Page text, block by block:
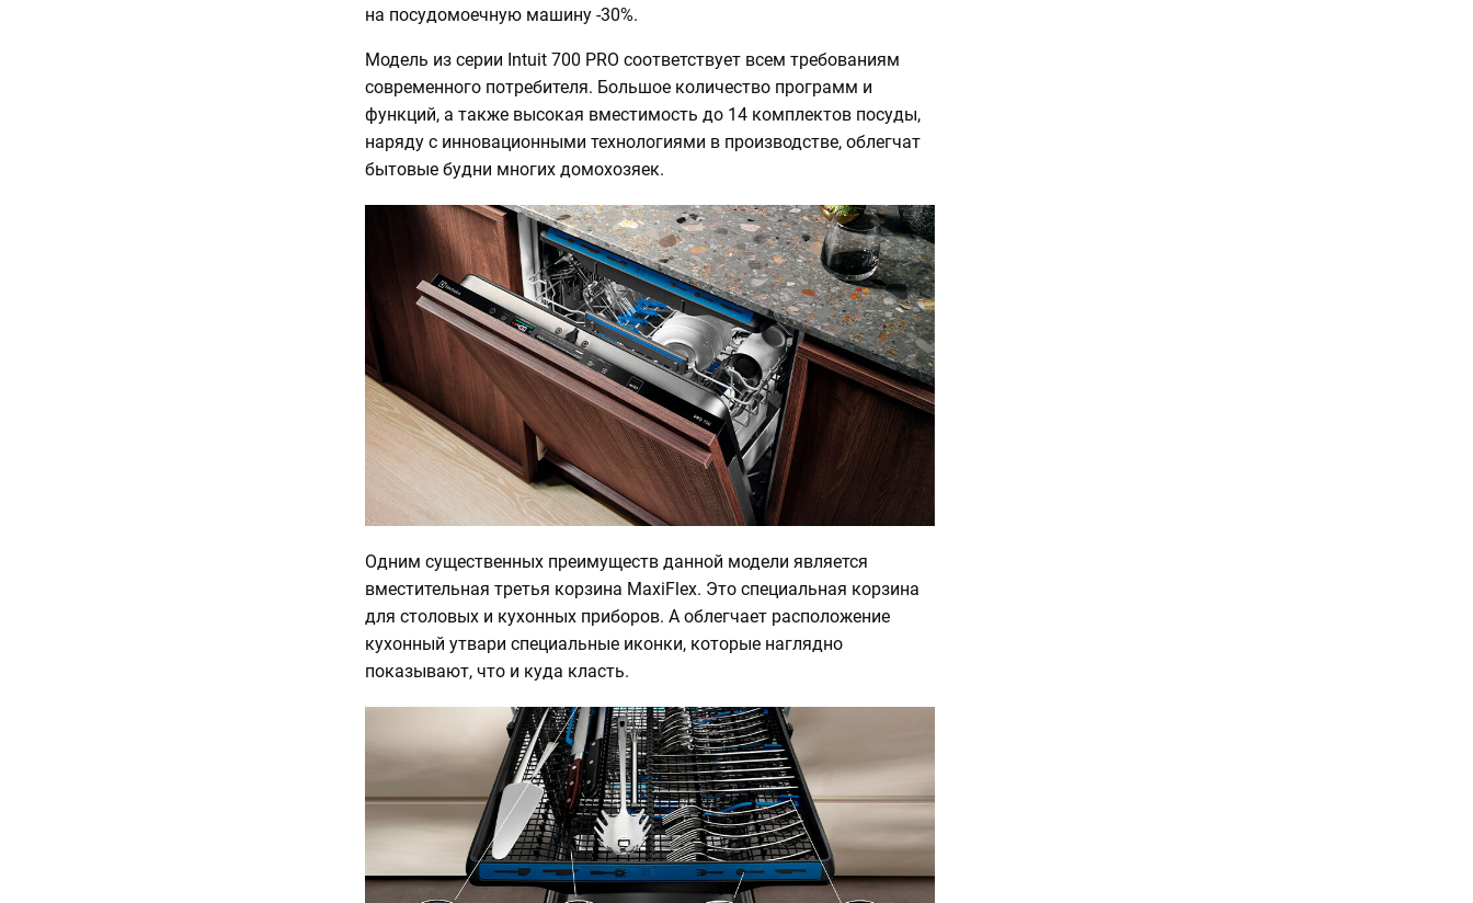
на посудомоечную машину -30%.
Модель из серии Intuit 700 PRO соответствует всем требованиям
современного потребителя. Большое количество программ и
функций, а также высокая вместимость до 14 комплектов посуды,
наряду с инновационными технологиями в производстве, облегчат
бытовые будни многих домохозяек.
Одним существенных преимуществ данной модели является
вместительная третья корзина MaxiFlex. Это специальная корзина
для столовых и кухонных приборов. А облегчает расположение
кухонный утвари специальные иконки, которые наглядно
показывают, что и куда класть.